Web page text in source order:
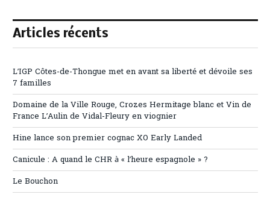
Articles récents
L’IGP Côtes-de-Thongue met en avant sa liberté et dévoile ses
7 familles
Domaine de la Ville Rouge, Crozes Hermitage blanc et Vin de
France L’Aulin de Vidal-Fleury en viognier
Hine lance son premier cognac XO Early Landed
Canicule : A quand le CHR à « l’heure espagnole » ?
Le Bouchon